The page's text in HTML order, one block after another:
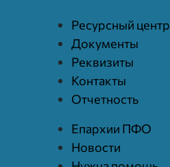
Ресурcный центр
Документы
Реквизиты
Контакты
Отчетность
Епархии ПФО
Новости